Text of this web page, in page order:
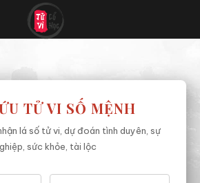
TỬ VI SỐ MỆNH
lá số tử vi, dự đoán tình duyên, sự
sức khỏe, tài lộc